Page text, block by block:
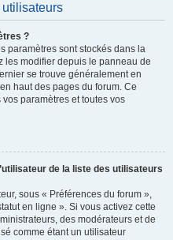
utilisateurs
?
paramètres sont stockés dans la
les modifier depuis le panneau de
se trouve généralement en
haut des pages du forum. Ce
paramètres et toutes vos
de la liste des utilisateurs
sous « Préférences du forum »,
en ligne ». Si vous activez cette
des modérateurs et de
comme étant un utilisateur